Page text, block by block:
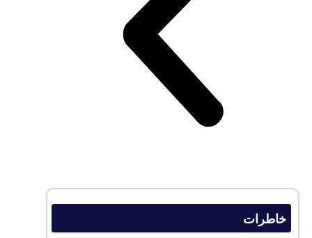
خاطرات